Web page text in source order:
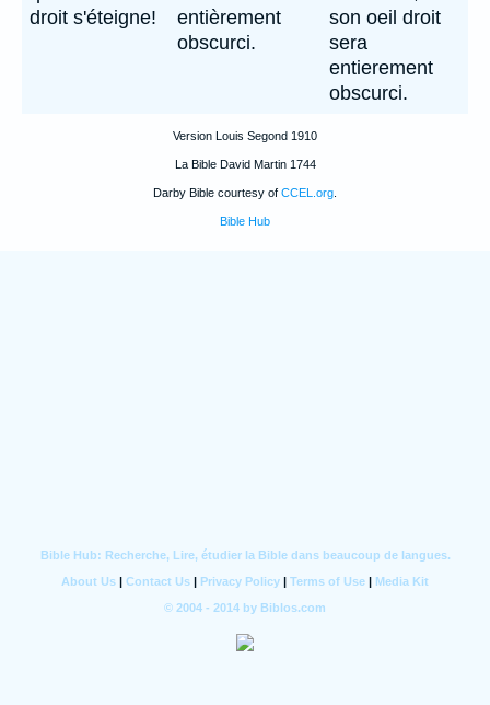
droit s'éteigne!
entièrement
obscurci.
son oeil droit
sera
entierement
obscurci.
Version Louis Segond 1910
La Bible David Martin 1744
Darby Bible courtesy of CCEL.org
Bible Hub